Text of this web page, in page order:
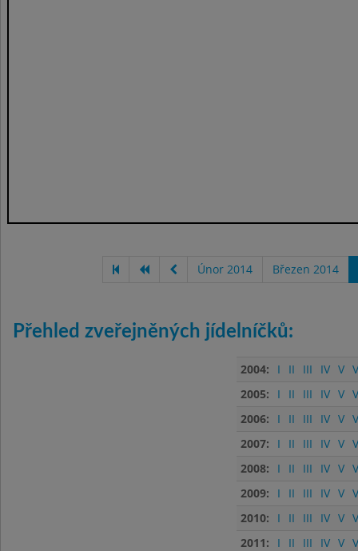
Únor 2014 Březen 2014
Přehled zveřejněných jídelníčků:
2004: I II III IV V
2005:
I II III IV V
2006:
I II III IV V
2007:
I II III IV V
2008:
I II III IV V
2009:
I II III IV V
2010:
I II III IV V
2011:
I II III IV V